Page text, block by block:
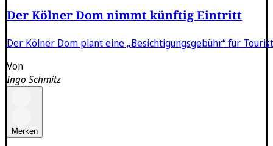
Der Kölner Dom nimmt künftig Eintritt
Der Kölner Dom plant eine „Besichtigungsgebühr“ für
Von
Ingo Schmitz
Merken